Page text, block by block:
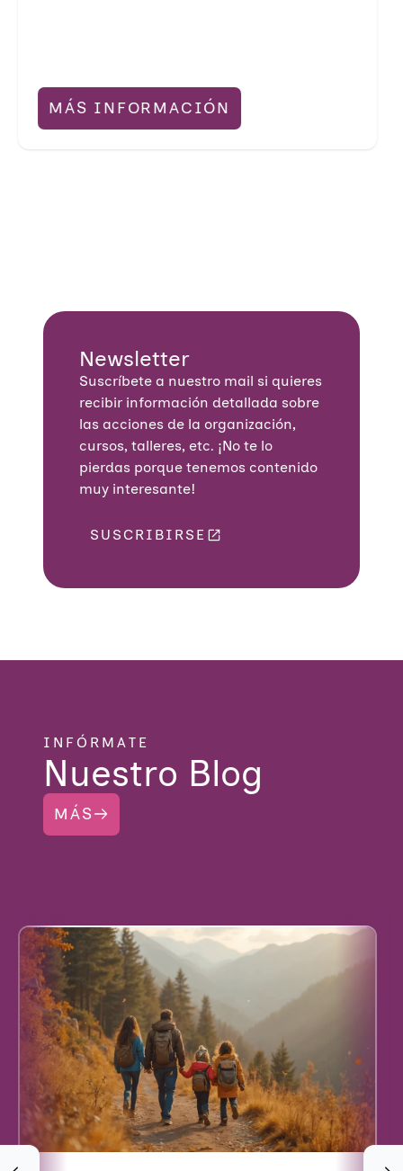
MÁS INFORMACIÓN
Newsletter
Suscríbete a nuestro mail si quieres
recibir información detallada sobre
las acciones de la organización,
cursos, talleres, etc. ¡No te lo
pierdas porque tenemos contenido
muy interesante!
SUSCRIBIRSE
INFÓRMATE
Nuestro Blog
MÁS